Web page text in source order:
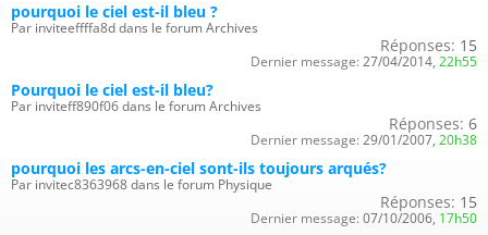
pourquoi le ciel est-il bleu ?
Par inviteeffffa8d dans le forum Archives
Réponses: 15
Dernier message: 27/04/2014, 22h55
Pourquoi le ciel est-il bleu?
Par inviteff890f06 dans le forum Archives
Réponses: 6
Dernier message: 29/01/2007, 20h38
pourquoi les arcs-en-ciel sont-ils toujours arqués?
Par invitec8363968 dans le forum Physique
Réponses: 15
Dernier message: 07/10/2006, 17h50